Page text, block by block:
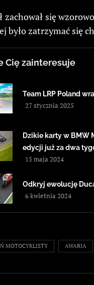
zachował się
było zatrzymać się
Cię zainteresuje
Team LRP Poland
27 stycznia 2025
Dzikie karty w BMW
edycji już za dwa
15 maja 2024
Odkryj ewolucję
6 kwietnia 2024
MOTOCYKLISTY AWARIA